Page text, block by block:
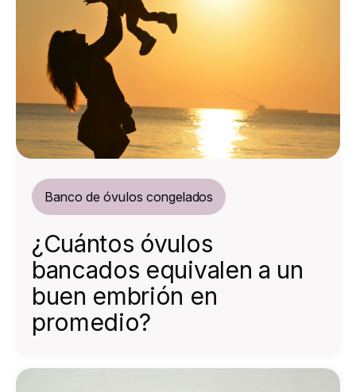
Banco de óvulos congelados
¿Cuántos óvulos
bancados equivalen a un
buen embrión en
promedio?